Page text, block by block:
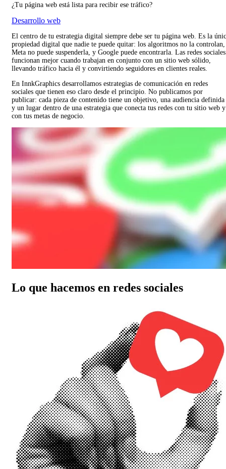
¿Tu página web está lista para recibir ese tráfico?
Desarrollo web
El centro de tu estrategia digital siempre debe ser tu página web. Es la
propiedad digital que nadie te puede quitar: los algoritmos no la controlan,
Meta no puede suspenderla, y Google puede encontrarla. Las redes sociales
funcionan mejor cuando trabajan en conjunto con un sitio web sólido,
llevando tráfico hacia él y convirtiendo seguidores en clientes reales.
En InnkGraphics desarrollamos estrategias de comunicación en redes
sociales que tienen eso claro desde el principio. No publicamos por
publicar: cada pieza de contenido tiene un objetivo, una audiencia definida
y un lugar dentro de una estrategia que conecta tus redes con tu sitio web y
con tus metas de negocio.
Lo que hacemos en redes sociales